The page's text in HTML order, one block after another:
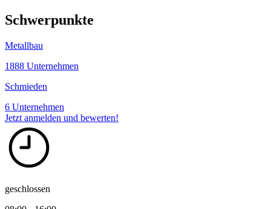
Schwerpunkte
Metallbau
1888 Unternehmen
Schmieden
6 Unternehmen
Jetzt anmelden und bewerten!
geschlossen